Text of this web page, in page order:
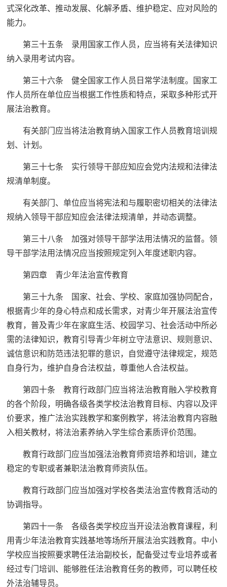
式深化改革、推动发展、化解矛盾、维护稳定、应对风险的
能力。
第三十五条 录用国家工作人员，应当将有关法律知识
纳入录用考试内容。
第三十六条 健全国家工作人员日常学法制度。国家工
作人员所在单位应当根据工作性质和特点，采取多种形式开
展法治教育。
有关部门应当将法治教育纳入国家工作人员教育培训规
划、计划。
第三十七条 实行领导干部应知应会党内法规和法律法
规清单制度。
有关部门、单位应当将宪法和与履职密切相关的法律法
规纳入领导干部应知应会法律法规清单，并动态调整。
第三十八条 加强对领导干部学法用法情况的监督。领
导干部学法用法情况应当按照规定列入年度述职内容。
第四章 青少年法治宣传教育
第三十九条 国家、社会、学校、家庭加强协同配合，
根据青少年的身心特点和成长需求，对青少年开展法治宣传
教育，普及青少年在家庭生活、校园学习、社会活动中所必
需的法律知识，教育引导青少年树立守法意识、规则意识、
诚信意识和防范违法犯罪的意识，自觉遵守法律规定，规范
自身行为，维护自身合法权益，尊重他人合法权益。
第四十条 教育行政部门应当将法治教育融入学校教育
的各个阶段，明确各级各类学校法治教育目标、内容以及评
价要求，推广法治实践教学和案例教学，将法治教育内容融
入相关教材，将法治素养纳入学生综合素质评价范围。
教育行政部门应当加强法治教育师资培养和培训，建立
稳定的专职或者兼职法治教育师资队伍。
教育行政部门应当加强对学校各类法治宣传教育活动的
协调指导。
第四十一条 各级各类学校应当开设法治教育课程，利
用青少年法治教育实践基地等场所开展法治实践教育。中小
学校应当按照要求聘任法治副校长，配备受过专业培养或者
经过专门培训、能够胜任法治教育任务的教师，可以聘任校
外法治辅导员。